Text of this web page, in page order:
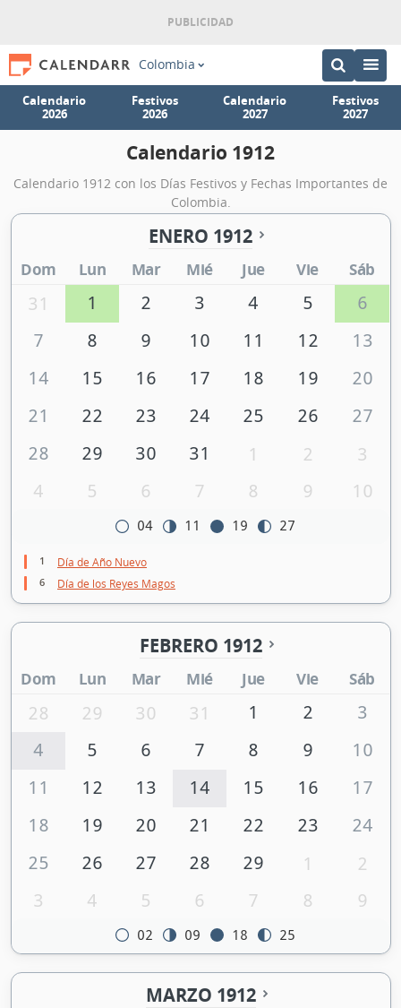
Colombia
Calendario
2026
Festivos
2026
Calendario
2027
Festivos
2027
Calendario 1912
Calendario 1912 con los Días Festivos y Fechas Importantes de
Colombia.
ENERO 1912
Dom Lun Mar Mié Jue Vie Sáb
31 1 2 3 4 5
6
7
8 9 10 11 12
13
14
15 16 17 18 19
20
21
22 23 24 25 26
27
28
29 30 31 1 2
3
4
5 6 7 8 9 10
04 11 19 27
1 Día de Año Nuevo
6 Día de los Reyes Magos
FEBRERO 1912
Dom Lun Mar Mié Jue Vie Sáb
28 29 30 31 1 2
3
4
5 6 7 8 9
10
11
12 13 14 15 16
17
18
19 20 21 22 23
24
25
26 27 28 29 1
2
3
4 5 6 7 8 9
02 09 18 25
MARZO 1912